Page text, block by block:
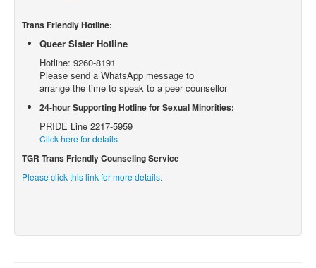
Trans Friendly Hotline:
Queer Sister Hotline
Hotline: 9260-8191
Please send a WhatsApp message to
arrange the time to speak to a peer counsellor
24-hour Supporting Hotline for Sexual Minorities:
PRIDE Line 2217-5959
Click here for details
TGR Trans Friendly Counseling Service
Please click this link for more details.